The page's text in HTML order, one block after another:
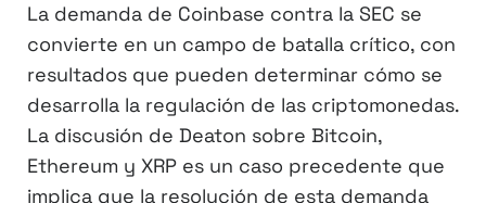
La demanda de Coinbase contra la SEC se
convierte en un campo de batalla crítico, con
resultados que pueden determinar cómo se
desarrolla la regulación de las criptomonedas.
La discusión de Deaton sobre Bitcoin,
Ethereum y XRP es un caso precedente que
implica que la resolución de esta demanda